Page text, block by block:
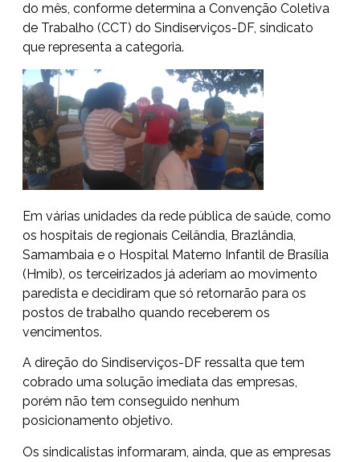
do mês, conforme determina a Convenção Coletiva
de Trabalho (CCT) do Sindiserviços-DF, sindicato
que representa a categoria.
Em várias unidades da rede pública de saúde, como
os hospitais de regionais Ceilândia, Brazlândia,
Samambaia e o Hospital Materno Infantil de Brasília
(Hmib), os terceirizados já aderiam ao movimento
paredista e decidiram que só retornarão para os
postos de trabalho quando receberem os
vencimentos.
A direção do Sindiserviços-DF ressalta que tem
cobrado uma solução imediata das empresas,
porém não tem conseguido nenhum
posicionamento objetivo.
Os sindicalistas informaram, ainda, que as empresas